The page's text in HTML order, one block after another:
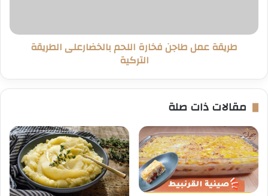
طريقة عمل طاجن فخارة اللحم بالخضارعلى الطريقة
التركية
مقالات ذات صلة